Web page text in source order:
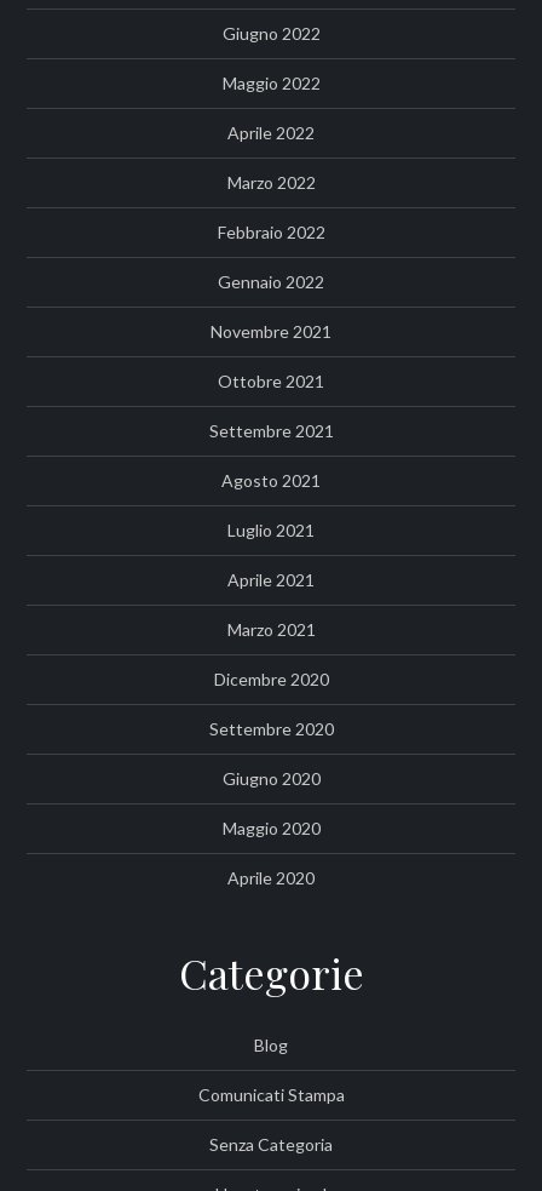
Giugno 2022
Maggio 2022
Aprile 2022
Marzo 2022
Febbraio 2022
Gennaio 2022
Novembre 2021
Ottobre 2021
Settembre 2021
Agosto 2021
Luglio 2021
Aprile 2021
Marzo 2021
Dicembre 2020
Settembre 2020
Giugno 2020
Maggio 2020
Aprile 2020
Categorie
Blog
Comunicati Stampa
Senza Categoria